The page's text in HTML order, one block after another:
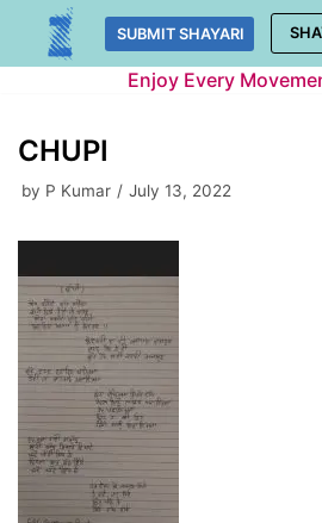
Skip
SUBMIT SHAYARI
Enjoy Every
CHUPI
by P Kumar July 13, 2022